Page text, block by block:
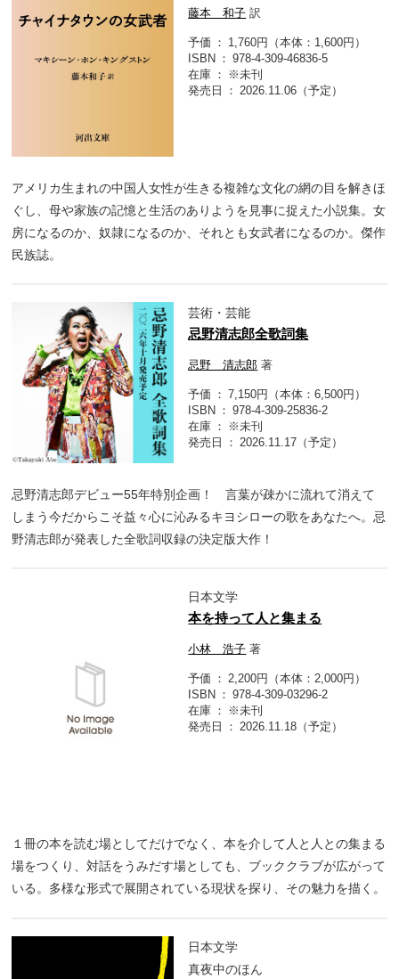
藤本 和子 訳
予価
1,760円（本体：1,600円）
ISBN
978-4-309-46836-5
在庫
※未刊
発売日
2026.11.06（予定）
アメリカ生まれの中国人女性が生きる複雑な文化の網の目を解きほ
ぐし、母や家族の記憶と生活のありようを見事に捉えた小説集。女
房になるのか、奴隷になるのか、それとも女武者になるのか。傑作
民族誌。
芸術・芸能
忌野清志郎全歌詞集
忌野 清志郎 著
予価
7,150円（本体：6,500円）
ISBN
978-4-309-25836-2
在庫
※未刊
発売日
2026.11.17（予定）
忌野清志郎デビュー55年特別企画！ 言葉が疎かに流れて消えて
しまう今だからこそ益々心に沁みるキヨシローの歌をあなたへ。忌
野清志郎が発表した全歌詞収録の決定版大作！
日本文学
本を持って人と集まる
小林 浩子 著
予価
2,200円（本体：2,000円）
ISBN
978-4-309-03296-2
在庫
※未刊
発売日
2026.11.18（予定）
１冊の本を読む場としてだけでなく、本を介して人と人との集まる
場をつくり、対話をうみだす場としても、ブッククラブが広がって
いる。多様な形式で展開されている現状を探り、その魅力を描く。
日本文学
真夜中のほん